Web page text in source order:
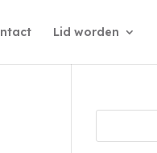
Lid worden